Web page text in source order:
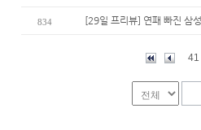
834 [29일 프리뷰] 연패 빠진 삼
41